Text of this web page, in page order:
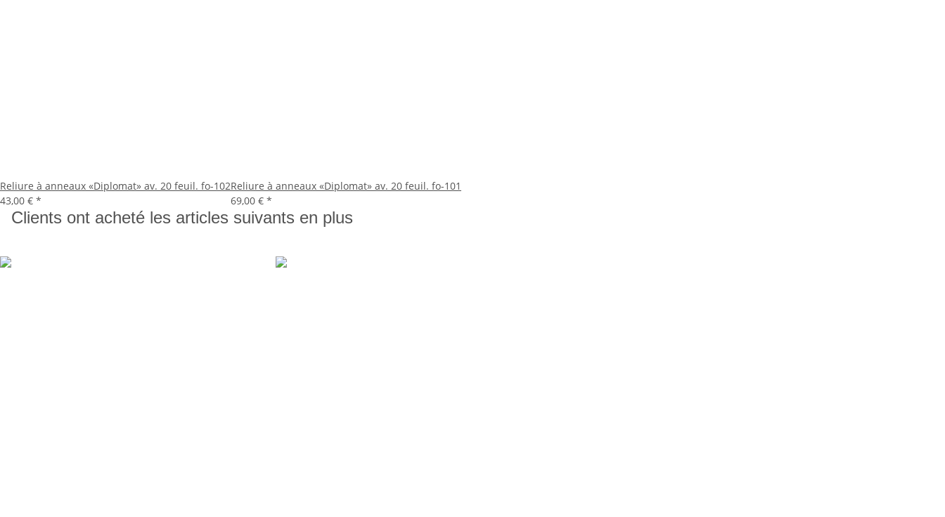
Reliure à anneaux «Diplomat» av. 20 feuil. fo-102
43,00 € *
Reliure à anneaux «Diplomat» av. 20 feuil. fo-101
69,00 € *
Clients ont acheté les articles suivants en plus